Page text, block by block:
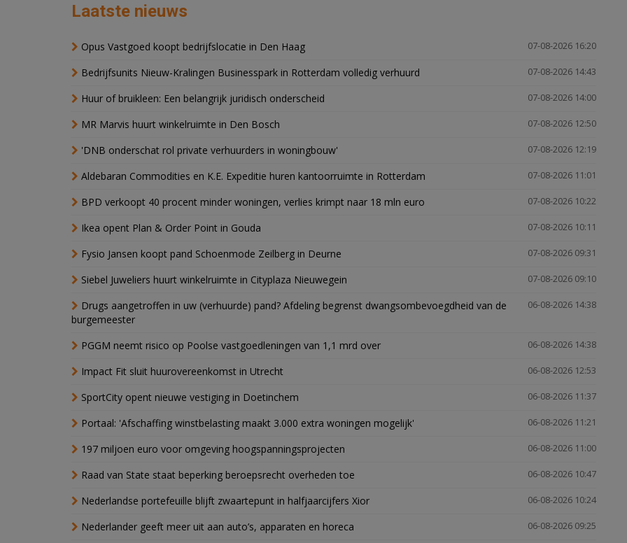
Laatste nieuws
07-08-2026 16:20
Opus Vastgoed koopt bedrijfslocatie in Den Haag
07-08-2026 14:43
Bedrijfsunits Nieuw-Kralingen Businesspark in Rotterdam volledig verhuurd
07-08-2026 14:00
Huur of bruikleen: Een belangrijk juridisch onderscheid
07-08-2026 12:50
MR Marvis huurt winkelruimte in Den Bosch
07-08-2026 12:19
'DNB onderschat rol private verhuurders in woningbouw'
07-08-2026 11:01
Aldebaran Commodities en K.E. Expeditie huren kantoorruimte in Rotterdam
07-08-2026 10:22
BPD verkoopt 40 procent minder woningen, verlies krimpt naar 18 mln euro
07-08-2026 10:11
Ikea opent Plan & Order Point in Gouda
07-08-2026 09:31
Fysio Jansen koopt pand Schoenmode Zeilberg in Deurne
07-08-2026 09:10
Siebel Juweliers huurt winkelruimte in Cityplaza Nieuwegein
06-08-2026 14:38
Drugs aangetroffen in uw (verhuurde) pand? Afdeling begrenst dwangsombevoegdheid van de
burgemeester
06-08-2026 14:38
PGGM neemt risico op Poolse vastgoedleningen van 1,1 mrd over
06-08-2026 12:53
Impact Fit sluit huurovereenkomst in Utrecht
06-08-2026 11:37
SportCity opent nieuwe vestiging in Doetinchem
06-08-2026 11:21
Portaal: 'Afschaffing winstbelasting maakt 3.000 extra woningen mogelijk'
06-08-2026 11:00
197 miljoen euro voor omgeving hoogspanningsprojecten
06-08-2026 10:47
Raad van State staat beperking beroepsrecht overheden toe
06-08-2026 10:24
Nederlandse portefeuille blijft zwaartepunt in halfjaarcijfers Xior
06-08-2026 09:25
Nederlander geeft meer uit aan auto’s, apparaten en horeca